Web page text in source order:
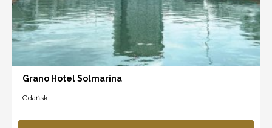
Grano Hotel Solmarina
Gdańsk